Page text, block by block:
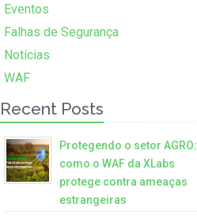
Eventos
Falhas de Segurança
Notícias
WAF
Recent Posts
Protegendo o setor AGRO:
como o WAF da XLabs
protege contra ameaças
estrangeiras